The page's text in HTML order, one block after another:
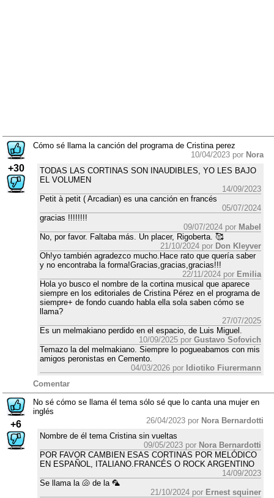
+30
Cómo sé llama la canción del programa de Cristina perez
10/04/2023 por Nora
TODAS LAS CORTINAS SON INAUDIBLES, YO LES BAJO
EL VOLUMEN
14/09/2023
Petit à petit ( Arcadian) es una canción en francés
05/07/2024
gracias !!!!!!!!
09/07/2024 por Mabel
No, por favor. Faltaba más. Un placer, Rigoberta. 🥰
21/10/2024 por Don Kleyver
Oh!yo también agradezco mucho.Hace rato que quería saber
y no encontraba la forma!Gracias,gracias,gracias!!!
22/11/2024 por Emilia
Hola yo busco el nombre de la cortina musical que aparece
siempre en los editoriales de Cristina Pérez en el programa de
siempre+ de fondo cuando habla ella sola saben cómo se
llama?
27/07/2025
Es un melmakiano perdido en el espacio, de Luis Miguel.
10/09/2025 por Gustavo Sofovich
Temazo la del melmakiano. Siempre lo pogueabamos con mis
amigos peronistas en Cemento.
04/03/2026 por Idiotiko Fiurermann
Comentar
+6
No sé cómo se llama él tema sólo sé que lo canta una mujer en
inglés
26/04/2023 por Nora Bernardotti
Nombre de él tema Cristina sin vueltas
09/05/2023 por Nora Bernardotti
POR FAVOR CAMBIEN ESAS CORTINAS POR MELÓDICO
EN ESPAÑOL, ITALIANO.FRANCÉS O ROCK ARGENTINO
14/09/2023
Se llama la 🐚 de la 🦜
21/10/2024 por Ernest squiner